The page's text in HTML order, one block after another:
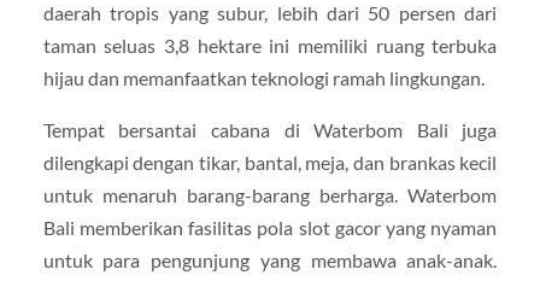
daerah tropis yang subur, lebih dari 50 persen dari
taman seluas 3,8 hektare ini memiliki ruang terbuka
hijau dan memanfaatkan teknologi ramah lingkungan.
Tempat bersantai cabana di Waterbom Bali juga
dilengkapi dengan tikar, bantal, meja, dan brankas kecil
untuk menaruh barang-barang berharga. Waterbom
Bali memberikan fasilitas pola slot gacor yang nyaman
untuk para pengunjung yang membawa anak-anak.